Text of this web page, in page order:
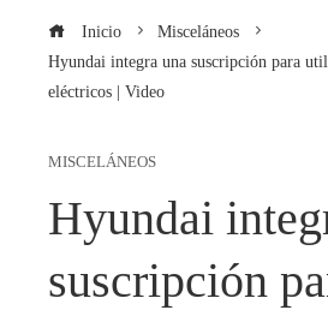
Inicio
Misceláneos
Hyundai integra una suscripción para
eléctricos | Video
MISCELÁNEOS
Hyundai
suscripción